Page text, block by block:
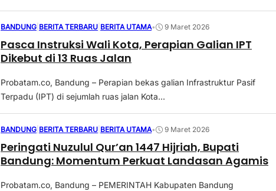
BANDUNG BERITA TERBARU BERITA UTAMA• 9 Maret 2026
Pasca Instruksi Wali Kota, Perapian Galian IPT
Dikebut di 13 Ruas Jalan
Probatam.co, Bandung – Perapian bekas galian Infrastruktur Pasif
Terpadu (IPT) di sejumlah ruas jalan Kota...
BANDUNG BERITA TERBARU BERITA UTAMA• 9 Maret 2026
Peringati Nuzulul Qur’an 1447 Hijriah, Bupati
Bandung: Momentum Perkuat Landasan Agamis
Probatam.co, Bandung – PEMERINTAH Kabupaten Bandung